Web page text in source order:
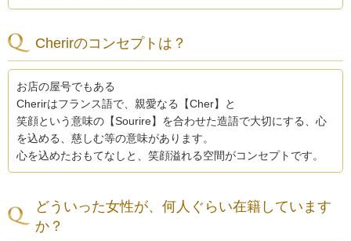
Cherirのコンセプトは？
お店の屋号でもある
Cherirはフランス語で、親愛なる【Cher】と
笑顔という意味の【Sourire】を合わせた造語で大切にする、心
を込める、慈しむ等の意味があります。
心を込めたおもてなしと、笑顔溢れる空間がコンセプトです。
どういった女性が、何人ぐらい在籍しています
か？